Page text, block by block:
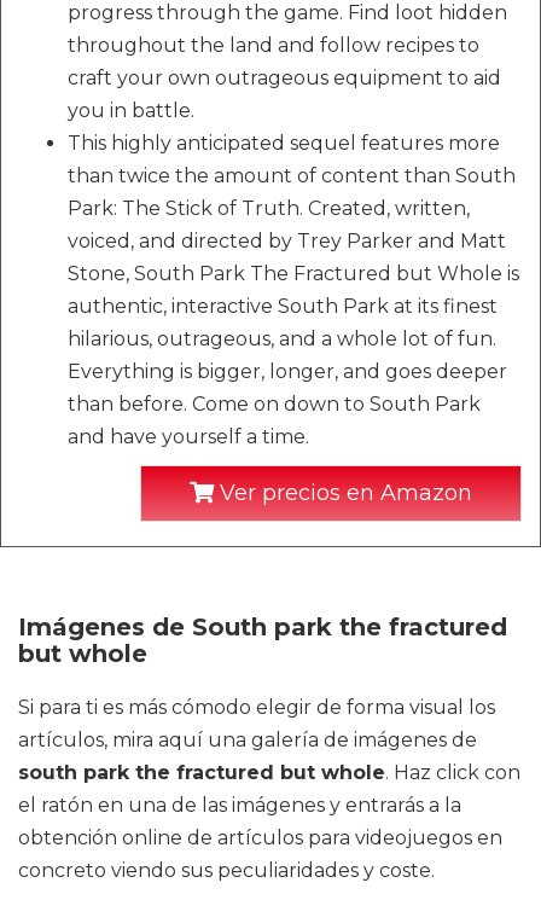
progress through the game. Find loot hidden
throughout the land and follow recipes to
craft your own outrageous equipment to aid
you in battle.
This highly anticipated sequel features more
than twice the amount of content than South
Park: The Stick of Truth. Created, written,
voiced, and directed by Trey Parker and Matt
Stone, South Park The Fractured but Whole is
authentic, interactive South Park at its finest
hilarious, outrageous, and a whole lot of fun.
Everything is bigger, longer, and goes deeper
than before. Come on down to South Park
and have yourself a time.
Ver precios en Amazon
Imágenes de South park the fractured
but whole
Si para ti es más cómodo elegir de forma visual los
artículos, mira aquí una galería de imágenes de
south park the fractured but whole. Haz click con
el ratón en una de las imágenes y entrarás a la
obtención online de artículos para videojuegos en
concreto viendo sus peculiaridades y coste.